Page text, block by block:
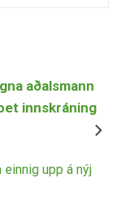
aðalsmann
innskráning
upp á nýj